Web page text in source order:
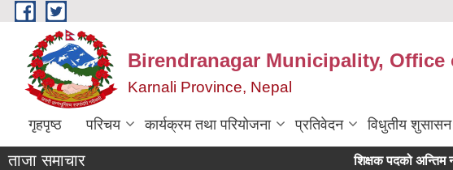
Skip to main content
Birendranagar Municipality,
Karnali Province, Nepal
गृहपृष्ठ परिचय कार्यक्रम तथा परियोजना प्रतिवेदन विधुतीय
ताजा समाचार शिक्षक पदको अन्तिम